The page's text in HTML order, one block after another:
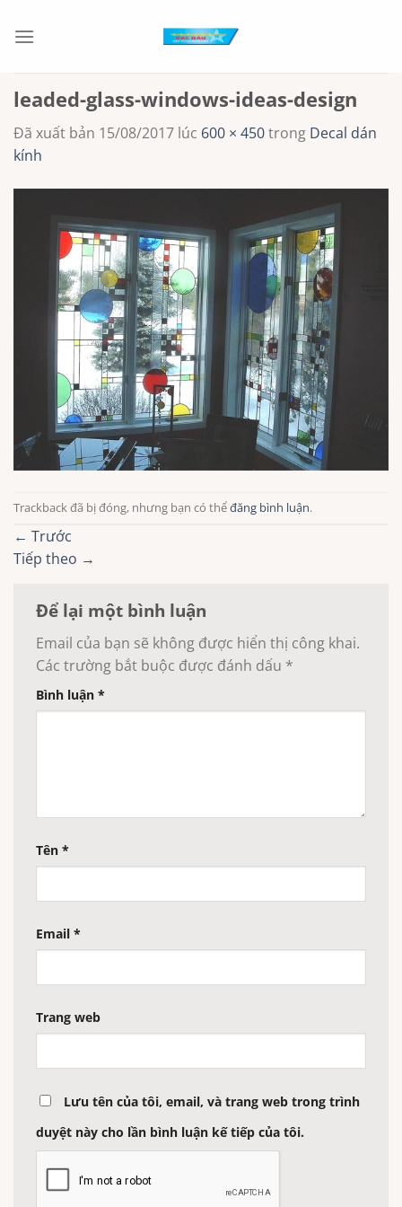
đến
leaded-glass-windows-ideas-design
Đã xuất bản 15/08/2017 lúc 600 × 450trong Decal dán
kính
Trackback đã bị đóng, nhưng bạn có thểđăng bình luận.
← Trước
Tiếp theo →
Để lại một bình luận
Email của bạn sẽ không được hiển thị công khai.
Các trường bắt buộc được đánh dấu *
Bình luận *
Tên *
Email *
Trang web
Lưu tên của tôi, email, và trang web trong trình
duyệt này cho lần bình luận kế tiếp của tôi.